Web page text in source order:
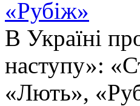
«Рубіж»
В Україні
наступу»:
«Лють»,